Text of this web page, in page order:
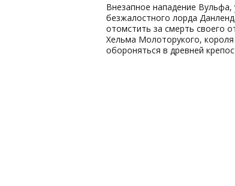
Внезапное нападение Вульфа,
безжалостного лорда
отомстить за смерть своего
Хельма Молоторукого,
обороняться в древней